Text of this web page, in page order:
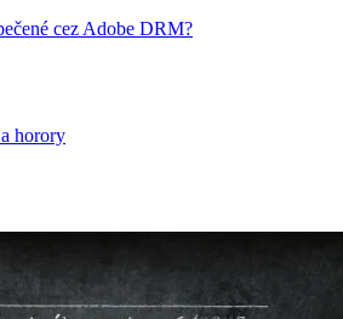
cez Adobe DRM?
horory